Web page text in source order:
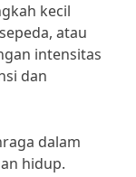
kecil
atau
intensitas
dan
dalam
hidup.